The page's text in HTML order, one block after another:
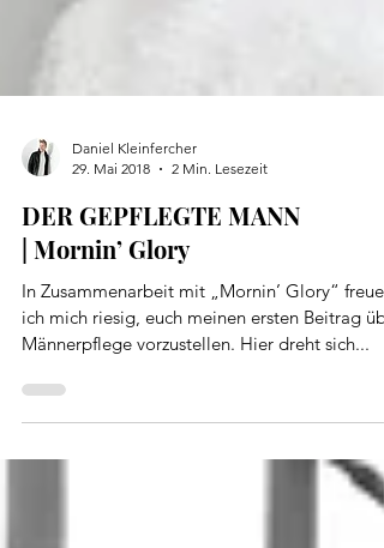
29. Mai 2018
2 Min. Lesezeit
DER GEPFLEGTE MANN
| Mornin’ Glory
In Zusammenarbeit mit „Mornin’ Glory“ freue
ich mich riesig, euch meinen ersten Beitrag
Männerpflege vorzustellen. Hier dreht sich...